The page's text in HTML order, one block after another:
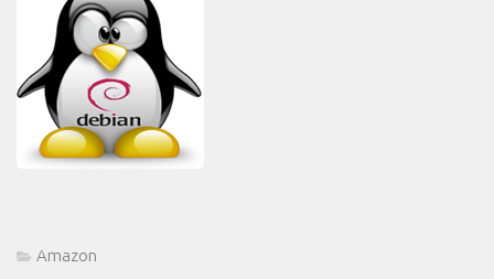
Amazon